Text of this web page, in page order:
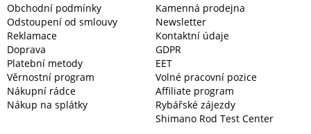
Obchodní podmínky
Odstoupení od smlouvy
Reklamace
Doprava
Platební metody
Věrnostní program
Nákupní rádce
Nákup na splátky
Kamenná prodejna
Newsletter
Kontaktní údaje
GDPR
EET
Volné pracovní pozice
Affiliate program
Rybářské zájezdy
Shimano Rod Test Center